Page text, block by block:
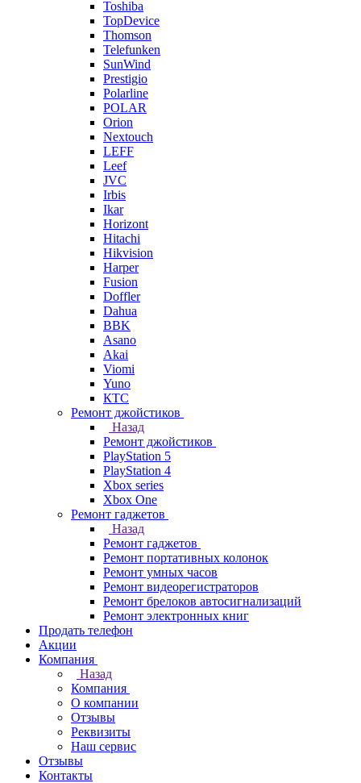
Toshiba
TopDevice
Thomson
Telefunken
SunWind
Prestigio
Polarline
POLAR
Orion
Nextouch
LEFF
Leef
JVC
Irbis
Ikar
Horizont
Hitachi
Hikvision
Harper
Fusion
Doffler
Dahua
BBK
Asano
Akai
Viomi
Yuno
КТС
Ремонт джойстиков
Назад
Ремонт джойстиков
PlayStation 5
PlayStation 4
Xbox series
Xbox One
Ремонт гаджетов
Назад
Ремонт гаджетов
Ремонт портативных колонок
Ремонт умных часов
Ремонт видеорегистраторов
Ремонт брелоков автосигнализаций
Ремонт электронных книг
Продать телефон
Акции
Компания
Назад
Компания
О компании
Отзывы
Реквизиты
Наш сервис
Отзывы
Контакты